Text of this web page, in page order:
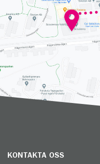
KONTAKTA OSS